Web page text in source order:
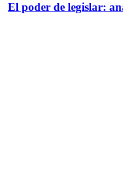
El poder de legislar: